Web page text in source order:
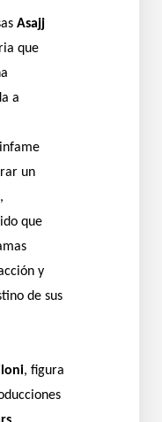
Asajj
que
a
un
que
y
de sus
, figura